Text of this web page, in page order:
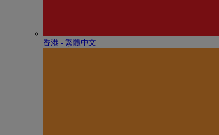
香港 - 繁體中文